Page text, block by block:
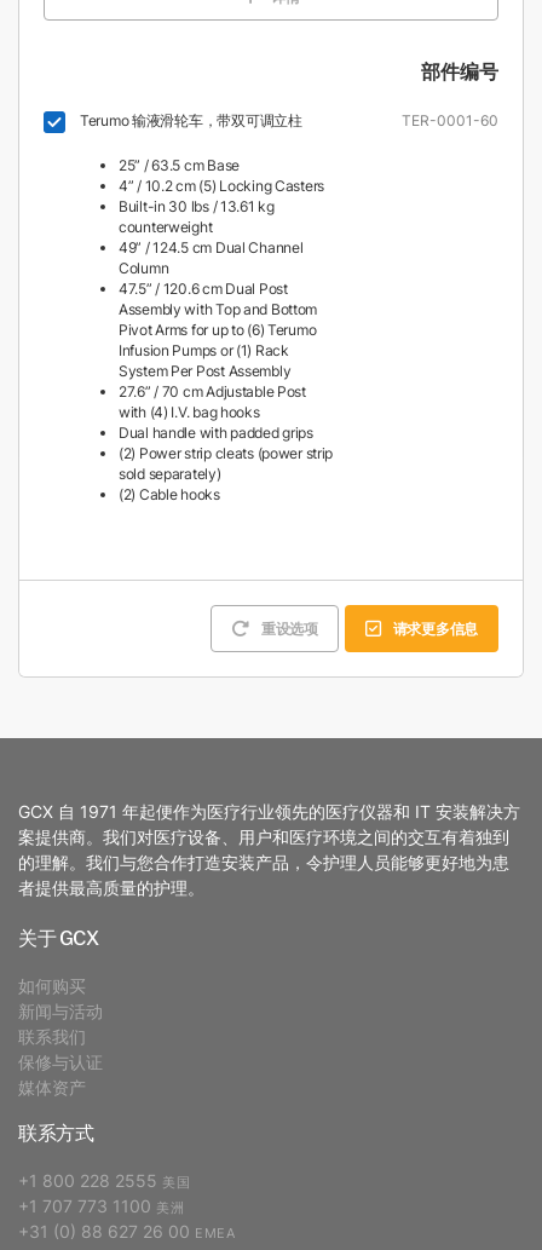
部件编号
Terumo 输液滑轮车，带双可调立柱
25” / 63.5 cm Base
4” / 10.2 cm (5) Locking Casters
Built-in 30 lbs / 13.61 kg
counterweight
49” / 124.5 cm Dual Channel
Column
47.5” / 120.6 cm Dual Post
Assembly with Top and Bottom
Pivot Arms for up to (6) Terumo
Infusion Pumps or (1) Rack
System Per Post Assembly
27.6” / 70 cm Adjustable Post
with (4) I.V. bag hooks
Dual handle with padded grips
(2) Power strip cleats (power strip
sold separately)
(2) Cable hooks
TER-0001-60
重设选项 请求更多信息
GCX 自 1971 年起便作为医疗行业领先的医疗仪器和 IT 安装解决方
案提供商。我们对医疗设备、用户和医疗环境之间的交互有着独到
的理解。我们与您合作打造安装产品，令护理人员能够更好地为患
者提供最高质量的护理。
关于 GCX
如何购买
新闻与活动
联系我们
保修与认证
媒体资产
联系方式
+1 800 228 2555 美国
+1 707 773 1100 美洲
+31 (0) 88 627 26 00 EMEA